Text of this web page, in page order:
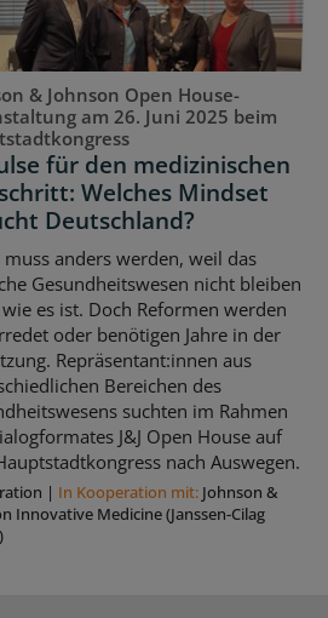
& Johnson Open House-
am 26. Juni 2025 beim
für den medizinischen
Welches Mindset
Deutschland?
muss anders werden, weil das
Gesundheitswesen nicht bleiben
es ist. Doch Reformen werden
oder benötigen Jahre in der
Repräsentant:innen aus
Bereichen des
suchten im Rahmen
J&J Open House auf
nach Auswegen.
| In Kooperation mit: Johnson &
Innovative Medicine (Janssen-Cilag